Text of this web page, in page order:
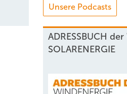
Unsere Podcasts
ADRESSBUCH
SOLARENERGIE